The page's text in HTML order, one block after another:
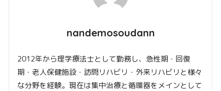
nandemosoudann
2012年から理学療法士として勤務し、急性期・回復
期・老人保健施設・訪問リハビリ・外来リハビリと様々
な分野を経験。現在は集中治療と循環器をメインとして